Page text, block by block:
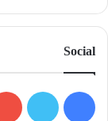
Social
فيسبوك
تويتر